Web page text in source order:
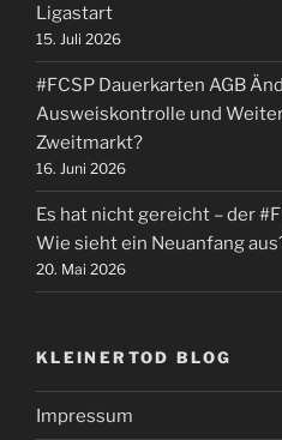
Ligastart
15. Juli 2026
#FCSP Dauerkarten AGB
Ausweiskontrolle und
Zweitmarkt?
16. Juni 2026
Es hat nicht gereicht – der
Wie sieht ein Neuanfang
20. Mai 2026
KLEINERTOD BLOG
Impressum